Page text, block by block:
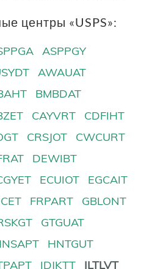
центры «USPS»:
ASPPGY
AWAUAT
BMBDAT
CAYVRT
CDFIHT
CRSJOT
CWCURT
DEWIBT
ECUIOT
EGCAIT
FRPART
GBLONT
GTGUAT
HNTGUT
IDJKTT ILTLVT